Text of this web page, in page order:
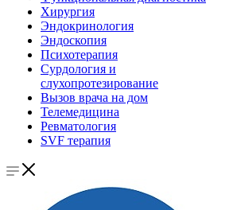
Хирургия
Эндокринология
Эндоскопия
Психотерапия
Сурдология и
слухопротезирование
Вызов врача на дом
Телемедицина
Ревматология
SVF терапия